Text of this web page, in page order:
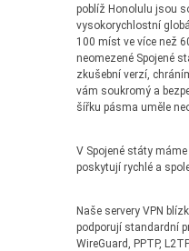
poblíž Honolulu jsou
vysokorychlostní
100 míst ve více než
neomezené Spojené
zkušební verzí,
vám soukromý a
šířku pásma uměle
V Spojené státy
poskytují rychlé a
Naše servery VPN
podporují standardní
WireGuard, PPTP,